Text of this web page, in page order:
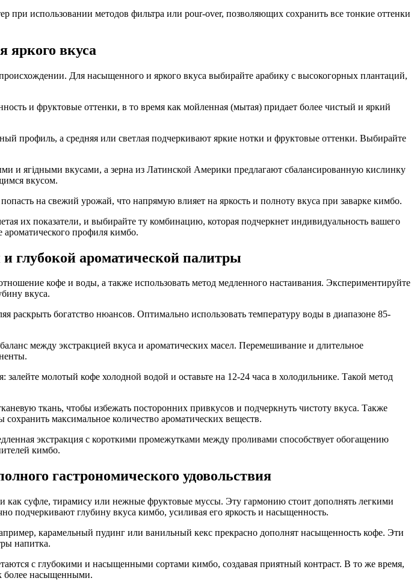
при использовании методов фильтра или pour-over, позволяющих сохранить все тонкие оттенки
яркого вкуса
Для насыщенного и яркого вкуса выбирайте арабику с высокогорных плантаций,
и фруктовые оттенки, в то время как мойленная (мытая) придает более чистый и яркий
профиль, а средняя или светлая подчеркивают яркие нотки и фруктовые оттенки. Выбирайте
и ягідными вкусами, а зерна из Латинской Америки предлагают сбалансированную кислинку
вкусом.
на свежий урожай, что напрямую влияет на яркость и полноту вкуса при заварке кимбо.
их показатели, и выбирайте ту комбинацию, которая подчеркнет индивидуальность вашего
профиля кимбо.
глубокой ароматической палитры
кофе и воды, а также использовать метод медленного настаивания. Экспериментируйте
вкуса.
раскрыть богатство нюансов. Оптимально использовать температуру воды в диапазоне 85-
между экстракцией вкуса и ароматических масел. Перемешивание и длительное
молотый кофе холодной водой и оставьте на 12-24 часа в холодильнике. Такой метод
ткань, чтобы избежать посторонних привкусов и подчеркнуть чистоту вкуса. Также
максимальное количество ароматических веществ.
экстракция с короткими промежутками между проливами способствует обогащению
кимбо.
гастрономического удовольствия
как суфле, тирамису или нежные фруктовые муссы. Эту гармонию стоит дополнять легкими
глубину вкуса кимбо, усиливая его яркость и насыщенность.
карамельный пудинг или ванильный кекс прекрасно дополнят насыщенность кофе. Эти
напитка.
с глубокими и насыщенными сортами кимбо, создавая приятный контраст. В то же время,
более насыщенными.